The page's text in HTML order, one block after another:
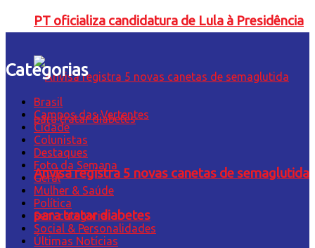
PT oficializa candidatura de Lula à Presidência
Anvisa registra 5 novas canetas de semaglutida
para tratar diabetes
Categorias
Brasil
Campos das Vertentes
Cidade
Colunistas
Destaques
Foto da Semana
Geral
Mulher & Saúde
Política
Sem categoria
Social & Personalidades
Últimas Notícias